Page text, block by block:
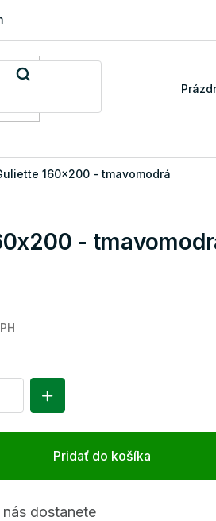
a vrátenie tovaru FAQ:
160x200 - tmavomodrá
-
Pridať do košíka
dostanete